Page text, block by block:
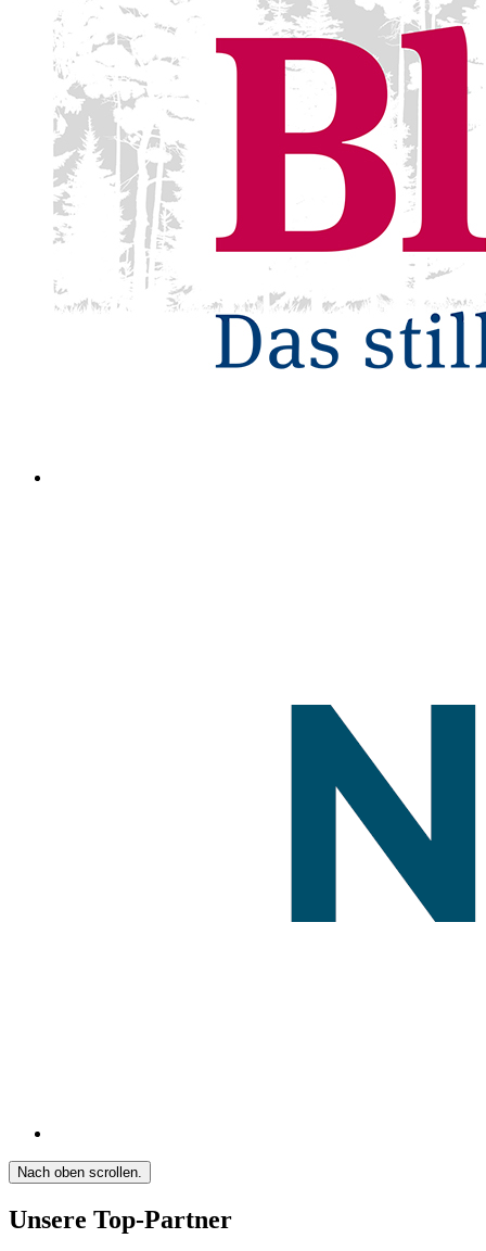
Nach oben scrollen.
Unsere Top-Partner